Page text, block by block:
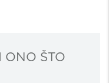
ONO ŠTO